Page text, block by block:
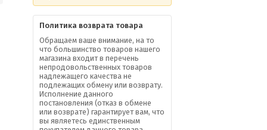
Политика возврата товара
Обращаем ваше внимание, на то
что большинство товаров нашего
магазина входит в перечень
непродовольственных товаров
надлежащего качества не
подлежащих обмену или возврату.
Исполнение данного
постановления (отказ в обмене
или возврате) гарантирует вам, что
вы являетесь единственным